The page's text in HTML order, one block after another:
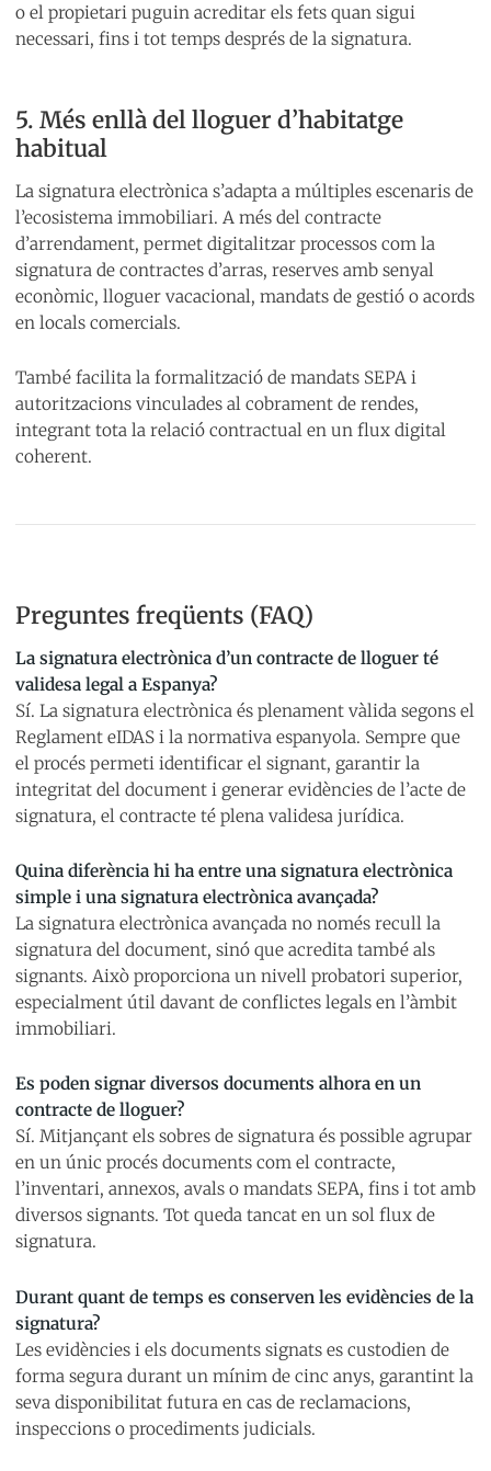
o el propietari puguin acreditar els fets quan sigui
necessari, fins i tot temps després de la signatura.
5. Més enllà del lloguer d’habitatge
habitual
La signatura electrònica s’adapta a múltiples escenaris de
l’ecosistema immobiliari. A més del contracte
d’arrendament, permet digitalitzar processos com la
signatura de contractes d’arras, reserves amb senyal
econòmic, lloguer vacacional, mandats de gestió o acords
en locals comercials.
També facilita la formalització de mandats SEPA i
autoritzacions vinculades al cobrament de rendes,
integrant tota la relació contractual en un flux digital
coherent.
Preguntes freqüents (FAQ)
La signatura electrònica d’un contracte de lloguer té
validesa legal a Espanya?
Sí. La signatura electrònica és plenament vàlida segons el
Reglament eIDAS i la normativa espanyola. Sempre que
el procés permeti identificar el signant, garantir la
integritat del document i generar evidències de l’acte de
signatura, el contracte té plena validesa jurídica.
Quina diferència hi ha entre una signatura electrònica
simple i una signatura electrònica avançada?
La signatura electrònica avançada no només recull la
signatura del document, sinó que acredita també als
signants. Això proporciona un nivell probatori superior,
especialment útil davant de conflictes legals en l’àmbit
immobiliari.
Es poden signar diversos documents alhora en un
contracte de lloguer?
Sí. Mitjançant els sobres de signatura és possible agrupar
en un únic procés documents com el contracte,
l’inventari, annexos, avals o mandats SEPA, fins i tot amb
diversos signants. Tot queda tancat en un sol flux de
signatura.
Durant quant de temps es conserven les evidències de la
signatura?
Les evidències i els documents signats es custodien de
forma segura durant un mínim de cinc anys, garantint la
seva disponibilitat futura en cas de reclamacions,
inspeccions o procediments judicials.